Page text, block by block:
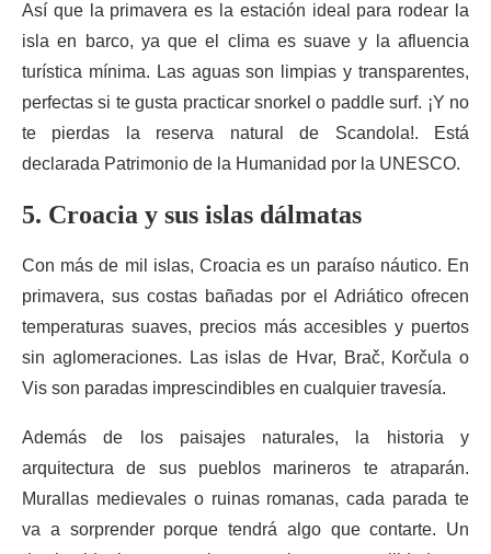
Así que la primavera es la estación ideal para rodear la
isla en barco, ya que el clima es suave y la afluencia
turística mínima. Las aguas son limpias y transparentes,
perfectas si te gusta practicar snorkel o paddle surf. ¡Y no
te pierdas la reserva natural de Scandola!. Está
declarada Patrimonio de la Humanidad por la UNESCO.
5. Croacia y sus islas dálmatas
Con más de mil islas, Croacia es un paraíso náutico. En
primavera, sus costas bañadas por el Adriático ofrecen
temperaturas suaves, precios más accesibles y puertos
sin aglomeraciones. Las islas de Hvar, Brač, Korčula o
Vis son paradas imprescindibles en cualquier travesía.
Además de los paisajes naturales, la historia y
arquitectura de sus pueblos marineros te atraparán.
Murallas medievales o ruinas romanas, cada parada te
va a sorprender porque tendrá algo que contarte. Un